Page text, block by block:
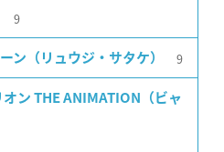
9
ン（リュウジ・サタケ） 9
ン THE ANIMATION（ビャ